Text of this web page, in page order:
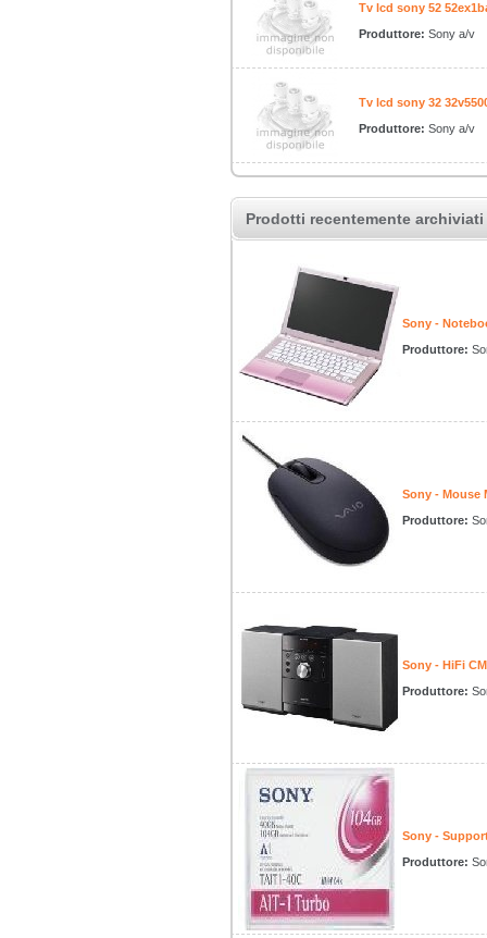
Tv lcd sony 52
Produttore: Sony a/v
Tv lcd sony 32
Produttore: Sony a/v
Prodotti recentemente archiviati
Sony -
Produttore:
Sony - Mouse
Produttore:
Sony - HiFi
Produttore:
Sony -
Produttore: